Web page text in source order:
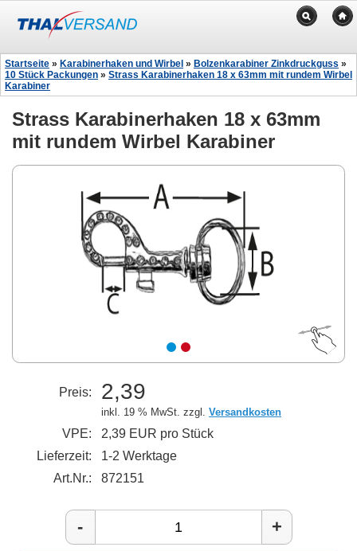
Startseite » Karabinerhaken und Wirbel » Bolzenkarabiner Zinkdruckguss »
10 Stück Packungen » Strass Karabinerhaken 18 x 63mm mit rundem Wirbel
Karabiner
Strass Karabinerhaken 18 x 63mm
mit rundem Wirbel Karabiner
Preis: 2,39
inkl. 19 % MwSt. zzgl. Versandkosten
VPE:
2,39 EUR pro Stück
Lieferzeit:
1-2 Werktage
Art.Nr.:
872151
- +